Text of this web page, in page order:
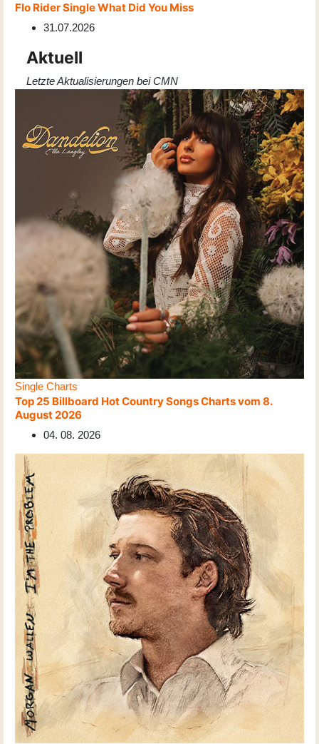
Flo Rider Single What Did You Miss
31.07.2026
Aktuell
Letzte Aktualisierungen bei CMN
Single Charts
Top 25 Billboard Hot Country Songs Charts vom 8.
August 2026
04. 08. 2026